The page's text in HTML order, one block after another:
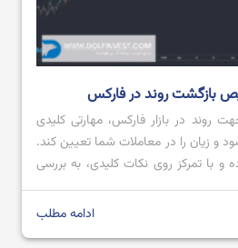
بازگشت روند در فارکس
در بازار فارکس، مهارتی کلیدی
و زیان را در معاملات شما تعیین کند.
و با تمرکز روی نکات کلیدی، به بررسی
هدف ما ارائه دیدگاهی جامع اما
ادامه مطلب